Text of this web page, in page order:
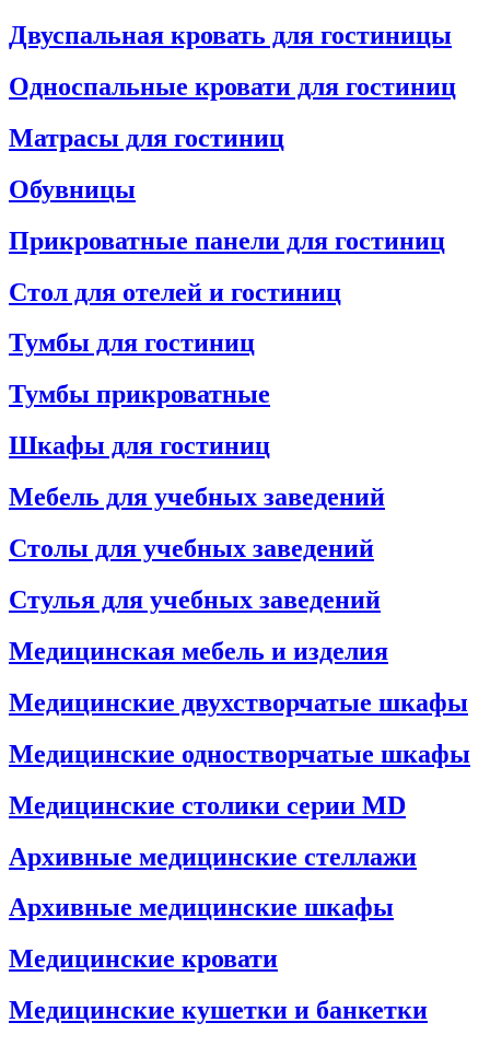
Двуспальная кровать для гостиницы
Односпальные кровати для гостиниц
Матрасы для гостиниц
Обувницы
Прикроватные панели для гостиниц
Стол для отелей и гостиниц
Тумбы для гостиниц
Тумбы прикроватные
Шкафы для гостиниц
Мебель для учебных заведений
Столы для учебных заведений
Стулья для учебных заведений
Медицинская мебель и изделия
Медицинские двухстворчатые шкафы
Медицинские одностворчатые шкафы
Медицинские столики серии MD
Архивные медицинские стеллажи
Архивные медицинские шкафы
Медицинские кровати
Медицинские кушетки и банкетки